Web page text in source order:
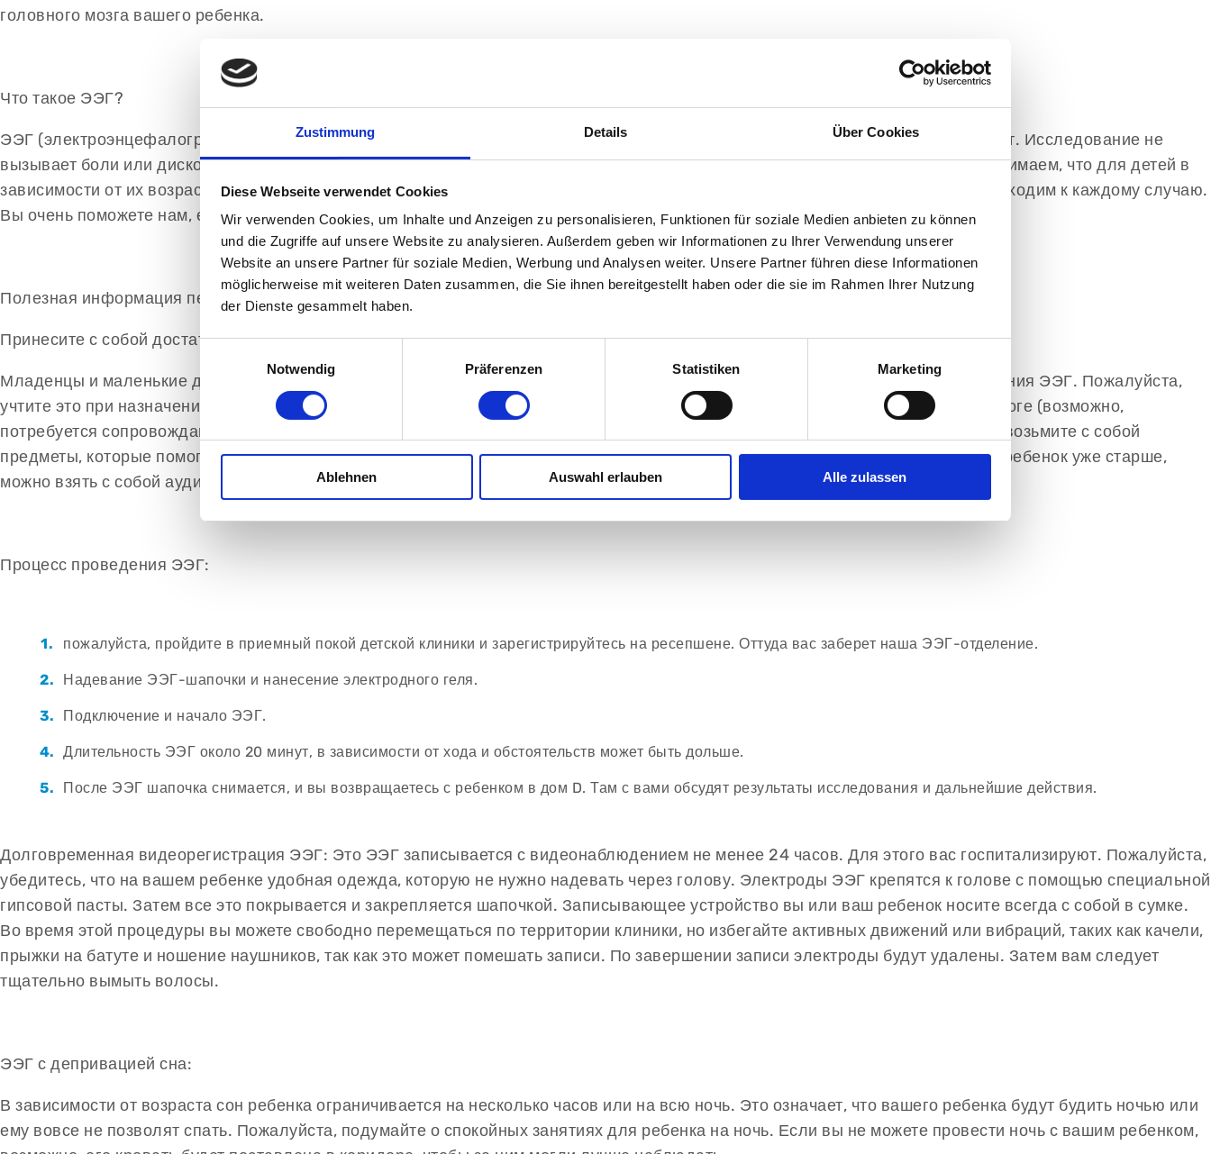
Zustimmung Details Über Cookies
Diese Webseite verwendet Cookies
Wir verwenden Cookies, um Inhalte und Anzeigen zu personalisieren, Funktionen für soziale Medien anbieten zu können
und die Zugriffe auf unsere Website zu analysieren. Außerdem geben wir Informationen zu Ihrer Verwendung unserer
Website an unsere Partner für soziale Medien, Werbung und Analysen weiter. Unsere Partner führen diese Informationen
möglicherweise mit weiteren Daten zusammen, die Sie ihnen bereitgestellt haben oder die sie im Rahmen Ihrer Nutzung
der Dienste gesammelt haben.
Notwendig
Präferenzen Statistiken Marketing
Ablehnen Auswahl erlauben Alle zulassen
головного мозга вашего ребенка.
Что такое ЭЭГ?
ЭЭГ (электроэнцефалография) – это запись электрической активности мозга. Эта запись мозговых волн длится около 20 минут. Исследование не
вызывает боли или дискомфорта. Лучшие результаты достигаются в состоянии покоя с закрытыми глазами или во сне. Мы понимаем, что для детей в
зависимости от их возраста и уровня развития может быть сложно так долго лежать спокойно. Поэтому мы индивидуально подходим к каждому случаю.
Вы очень поможете нам, если заранее учтете несколько моментов:
Полезная информация перед ЭЭГ:
Принесите с собой достаточно времени. Желательно, чтобы братья и сестры не присутствовали на обследовании.
Младенцы и маленькие дети: Ваш ребенок должен быть усталым к моменту обследования, чтобы он смог заснуть для проведения ЭЭГ. Пожалуйста,
учтите это при назначении времени (например, время дневного сна). Пожалуйста, не позволяйте вашему ребенку спать по дороге (возможно,
потребуется сопровождающее лицо, чтобы бодрствовать). Младенцы должны быть сыты перед обследованием. Пожалуйста, возьмите с собой
предметы, которые помогают вашему ребенку чувствовать себя комфортно (медвежонок, одеяльце, соска, молоко). Если ваш ребенок уже старше,
можно взять с собой аудиокнигу для прослушивания или книгу для чтения.
Процесс проведения ЭЭГ:
пожалуйста, пройдите в приемный покой детской клиники и зарегистрируйтесь на ресепшене. Оттуда вас заберет наша ЭЭГ-отделение.
Надевание ЭЭГ-шапочки и нанесение электродного геля.
Подключение и начало ЭЭГ.
Длительность ЭЭГ около 20 минут, в зависимости от хода и обстоятельств может быть дольше.
После ЭЭГ шапочка снимается, и вы возвращаетесь с ребенком в дом D. Там с вами обсудят результаты исследования и дальнейшие действия.
Долговременная видеорегистрация ЭЭГ: Это ЭЭГ записывается с видеонаблюдением не менее 24 часов. Для этого вас госпитализируют. Пожалуйста,
убедитесь, что на вашем ребенке удобная одежда, которую не нужно надевать через голову. Электроды ЭЭГ крепятся к голове с помощью специальной
гипсовой пасты. Затем все это покрывается и закрепляется шапочкой. Записывающее устройство вы или ваш ребенок носите всегда с собой в сумке.
Во время этой процедуры вы можете свободно перемещаться по территории клиники, но избегайте активных движений или вибраций, таких как качели,
прыжки на батуте и ношение наушников, так как это может помешать записи. По завершении записи электроды будут удалены. Затем вам следует
тщательно вымыть волосы.
ЭЭГ с депривацией сна:
В зависимости от возраста сон ребенка ограничивается на несколько часов или на всю ночь. Это означает, что вашего ребенка будут будить ночью или
ему вовсе не позволят спать. Пожалуйста, подумайте о спокойных занятиях для ребенка на ночь. Если вы не можете провести ночь с вашим ребенком,